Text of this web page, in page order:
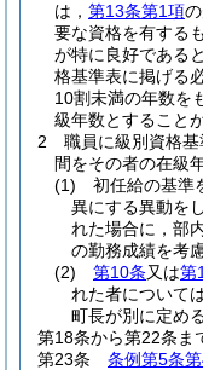
は， 第13条第1項
要な資格を有する
が特に良好である
格基準表に掲げる
10割未満の年数を
級年数とすること
2
職員に級別資格
間をその者の在級
(1)
初任給の基準
異にする異動を
れた場合に，部
の勤務成績を考
(2)
第10条又は第
れた者について
町長が別に定め
第18条から第22条ま
第23条
条例第5条